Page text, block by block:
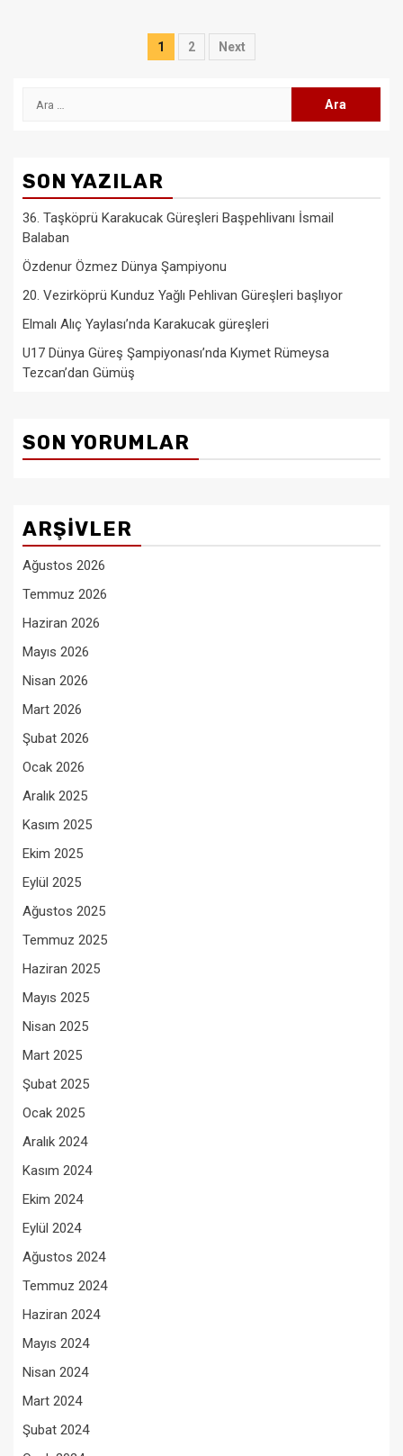
Yazı
1 2 Next
Arama:
SON YAZILAR
36. Taşköprü Karakucak Güreşleri Başpehlivanı İsmail
Balaban
Özdenur Özmez Dünya Şampiyonu
20. Vezirköprü Kunduz Yağlı Pehlivan Güreşleri başlıyor
Elmalı Alıç Yaylası’nda Karakucak güreşleri
U17 Dünya Güreş Şampiyonası’nda Kıymet Rümeysa
Tezcan’dan Gümüş
SON YORUMLAR
ARŞIVLER
Ağustos 2026
Temmuz 2026
Haziran 2026
Mayıs 2026
Nisan 2026
Mart 2026
Şubat 2026
Ocak 2026
Aralık 2025
Kasım 2025
Ekim 2025
Eylül 2025
Ağustos 2025
Temmuz 2025
Haziran 2025
Mayıs 2025
Nisan 2025
Mart 2025
Şubat 2025
Ocak 2025
Aralık 2024
Kasım 2024
Ekim 2024
Eylül 2024
Ağustos 2024
Temmuz 2024
Haziran 2024
Mayıs 2024
Nisan 2024
Mart 2024
Şubat 2024